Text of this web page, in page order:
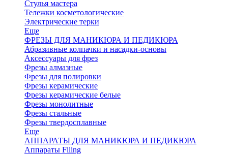
Стулья мастера
Тележки косметологические
Электрические терки
Еще
ФРЕЗЫ ДЛЯ МАНИКЮРА И ПЕДИКЮРА
Абразивные колпачки и насадки-основы
Аксессуары для фрез
Фрезы алмазные
Фрезы для полировки
Фрезы керамические
Фрезы керамические белые
Фрезы монолитные
Фрезы стальные
Фрезы твердосплавные
Еще
АППАРАТЫ ДЛЯ МАНИКЮРА И ПЕДИКЮРА
Аппараты Filing